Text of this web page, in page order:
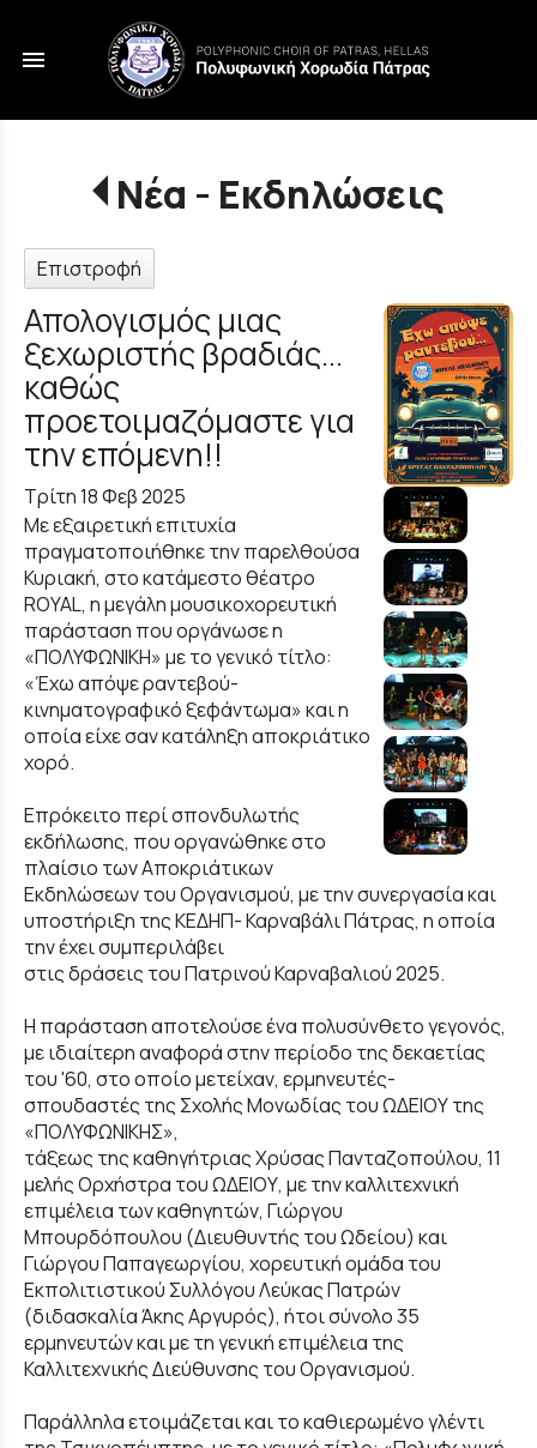
menu
Νέα - Εκδηλώσεις
Επιστροφή
Απολογισμός μιας
ξεχωριστής βραδιάς...
καθώς
προετοιμαζόμαστε για
την επόμενη!!
Τρίτη 18 Φεβ 2025
Με εξαιρετική επιτυχία
πραγματοποιήθηκε την παρελθούσα
Κυριακή, στο κατάμεστο θέατρο
ROYAL, η μεγάλη μουσικοχορευτική
παράσταση που οργάνωσε η
«ΠΟΛΥΦΩΝΙΚΗ» με το γενικό τίτλο:
«Έχω απόψε ραντεβού-
κινηματογραφικό ξεφάντωμα» και η
οποία είχε σαν κατάληξη αποκριάτικο
χορό.
Επρόκειτο περί σπονδυλωτής
εκδήλωσης, που οργανώθηκε στο
πλαίσιο των Αποκριάτικων
Εκδηλώσεων του Οργανισμού, με την συνεργασία και
υποστήριξη της ΚΕΔΗΠ- Καρναβάλι Πάτρας, η οποία
την έχει συμπεριλάβει
στις δράσεις του Πατρινού Καρναβαλιού 2025.
Η παράσταση αποτελούσε ένα πολυσύνθετο γεγονός,
με ιδιαίτερη αναφορά στην περίοδο της δεκαετίας
του '60, στο οποίο μετείχαν, ερμηνευτές-
σπουδαστές της Σχολής Μονωδίας του ΩΔΕΙΟΥ της
«ΠΟΛΥΦΩΝΙΚΗΣ»,
τάξεως της καθηγήτριας Χρύσας Πανταζοπούλου, 11
μελής Ορχήστρα του ΩΔΕΙΟΥ, με την καλλιτεχνική
επιμέλεια των καθηγητών, Γιώργου
Μπουρδόπουλου (Διευθυντής του Ωδείου) και
Γιώργου Παπαγεωργίου, χορευτική ομάδα του
Εκπολιτιστικού Συλλόγου Λεύκας Πατρών
(διδασκαλία Άκης Αργυρός), ήτοι σύνολο 35
ερμηνευτών και με τη γενική επιμέλεια της
Καλλιτεχνικής Διεύθυνσης του Οργανισμού.
Παράλληλα ετοιμάζεται και το καθιερωμένο γλέντι